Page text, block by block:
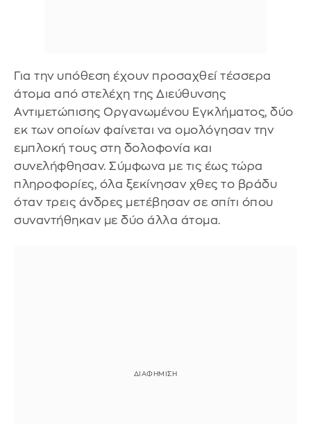
Για την υπόθεση έχουν προσαχθεί τέσσερα
άτομα από στελέχη της Διεύθυνσης
Αντιμετώπισης Οργανωμένου Εγκλήματος, δύο
εκ των οποίων φαίνεται να ομολόγησαν την
εμπλοκή τους στη δολοφονία και
συνελήφθησαν. Σύμφωνα με τις έως τώρα
πληροφορίες, όλα ξεκίνησαν χθες το βράδυ
όταν τρεις άνδρες μετέβησαν σε σπίτι όπου
συναντήθηκαν με δύο άλλα άτομα.